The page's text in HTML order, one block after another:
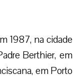
1987, na cidade
Berthier, em
em Porto